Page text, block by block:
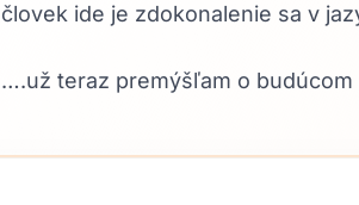
človek ide je zdokonalenie sa v
….už teraz premýšľam o budúcom